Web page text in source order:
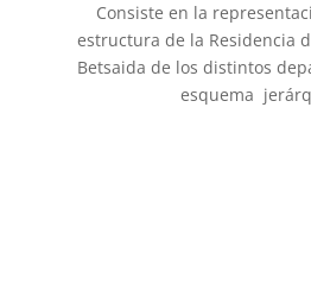
Consiste en la
estructura de la Residencia
Betsaida de los distintos
esquema